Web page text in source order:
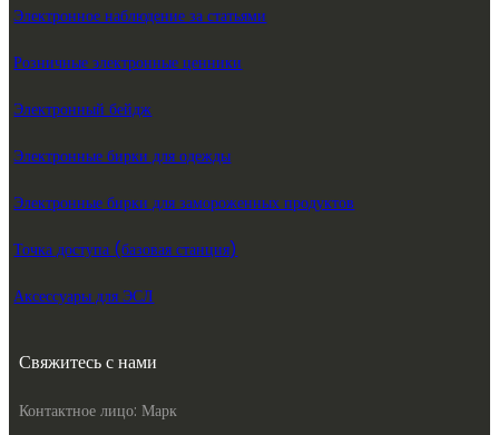
Электронное наблюдение за статьями
Розничные электронные ценники
Электронный бейдж
Электронные бирки для одежды
Электронные бирки для замороженных продуктов
Точка доступа (базовая станция)
Аксессуары для ЭСЛ
Свяжитесь с нами
Контактное лицо: Марк